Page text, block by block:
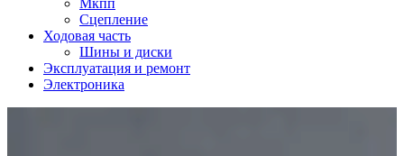
Мкпп
Сцепление
Ходовая часть
Шины и диски
Эксплуатация и ремонт
Электроника